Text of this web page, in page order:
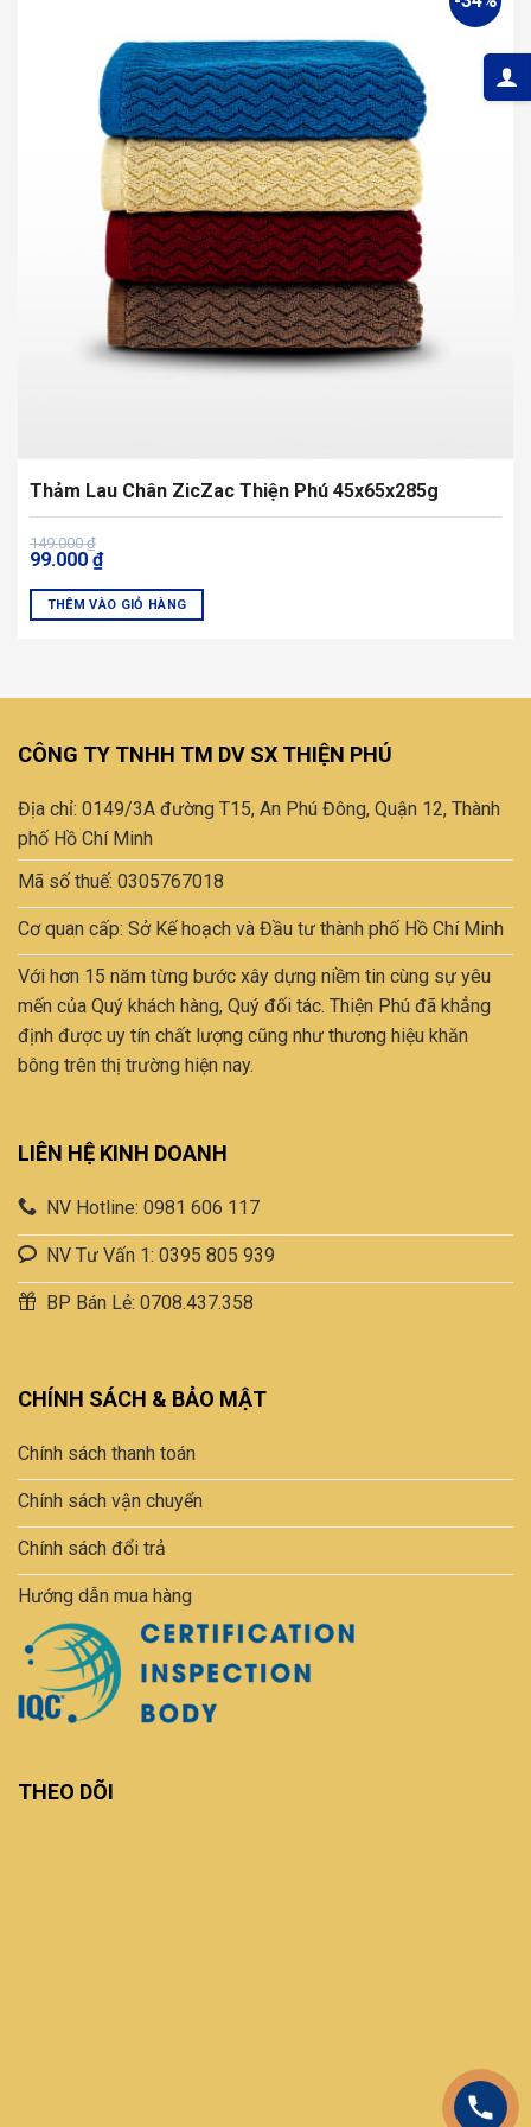
Thảm Lau Chân ZicZac Thiện Phú 45x65x285g
149.000₫
Giá
gốc
149.000 ₫.
99.000 ₫
Giá
hiện
99.000 ₫.
THÊM VÀO GIỎ HÀNG
CÔNG TY TNHH TM DV SX THIỆN PHÚ
Địa chỉ: 0149/3A đường T15, An Phú Đông, Quận 12, Thành
phố Hồ Chí Minh
Mã số thuế: 0305767018
Cơ quan cấp: Sở Kế hoạch và Đầu tư thành phố Hồ Chí Minh
Với hơn 15 năm từng bước xây dựng niềm tin cùng sự yêu
mến của Quý khách hàng, Quý đối tác. Thiện Phú đã khẳng
định được uy tín chất lượng cũng như thương hiệu khăn
bông trên thị trường hiện nay.
LIÊN HỆ KINH DOANH
NV Hotline: 0981 606 117
NV Tư Vấn 1: 0395 805 939
BP Bán Lẻ: 0708.437.358
CHÍNH SÁCH & BẢO MẬT
Chính sách thanh toán
Chính sách vận chuyển
Chính sách đổi trả
Hướng dẫn mua hàng
THEO DÕI